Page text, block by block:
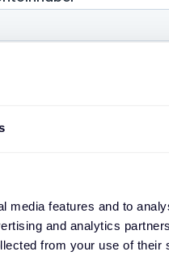
media features and to
and analytics
from your use of their